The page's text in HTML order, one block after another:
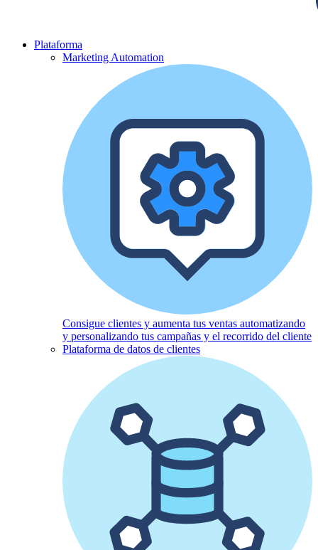
Plataforma
Marketing Automation
Consigue clientes y aumenta tus ventas automatizando
y personalizando tus campañas y el recorrido del cliente
Plataforma de datos de clientes